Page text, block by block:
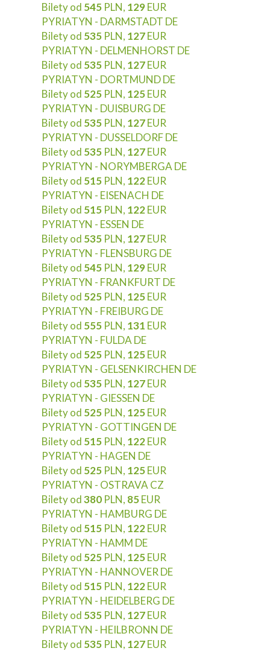
Bilety od 545 PLN, 129EUR
PYRIATYN - DARMSTADT DE
Bilety od 535 PLN, 127EUR
PYRIATYN - DELMENHORST DE
Bilety od 535 PLN, 127EUR
PYRIATYN - DORTMUND DE
Bilety od 525 PLN, 125EUR
PYRIATYN - DUISBURG DE
Bilety od 535 PLN, 127EUR
PYRIATYN - DUSSELDORF DE
Bilety od 535 PLN, 127EUR
PYRIATYN - NORYMBERGA DE
Bilety od 515 PLN, 122EUR
PYRIATYN - EISENACH DE
Bilety od 515 PLN, 122EUR
PYRIATYN - ESSEN DE
Bilety od 535 PLN, 127EUR
PYRIATYN - FLENSBURG DE
Bilety od 545 PLN, 129EUR
PYRIATYN - FRANKFURT DE
Bilety od 525 PLN, 125EUR
PYRIATYN - FREIBURG DE
Bilety od 555 PLN, 131 EUR
PYRIATYN - FULDA DE
Bilety od 525 PLN, 125EUR
PYRIATYN - GELSENKIRCHEN DE
Bilety od 535 PLN, 127EUR
PYRIATYN - GIESSEN DE
Bilety od 525 PLN, 125EUR
PYRIATYN - GOTTINGEN DE
Bilety od 515 PLN, 122EUR
PYRIATYN - HAGEN DE
Bilety od 525 PLN, 125EUR
PYRIATYN - OSTRAVA CZ
Bilety od380 PLN, 85EUR
PYRIATYN - HAMBURG DE
Bilety od 515 PLN, 122EUR
PYRIATYN - HAMM DE
Bilety od 525 PLN, 125EUR
PYRIATYN - HANNOVER DE
Bilety od 515 PLN, 122EUR
PYRIATYN - HEIDELBERG DE
Bilety od 535 PLN, 127EUR
PYRIATYN - HEILBRONN DE
Bilety od 535 PLN, 127EUR